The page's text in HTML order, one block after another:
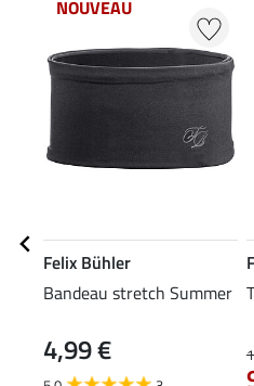
NOUVEAU
Felix Bühler
Bandeau stretch Summer
4,99 €